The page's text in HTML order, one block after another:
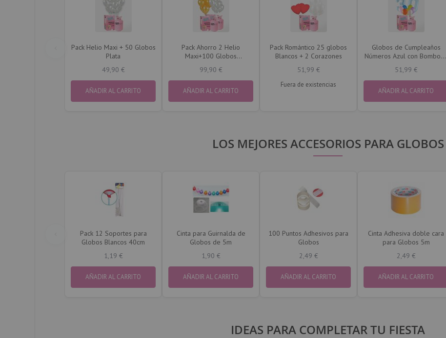
Pack Helio Maxi + 50 Globos
Plata
49,90 €
AÑADIR AL CARRITO
Pack Ahorro 2 Helio
Maxi+100 Globos
99,90 €
AÑADIR AL CARRITO
Pack Romántico 25 globos
Blancos + 2 Corazones
51,99 €
Fuera de existencias
Globos de Cumpleaños
Números Azul con Bombona
51,99 €
AÑADIR AL CARRITO
LOS MEJORES ACCESORIOS PARA GLOBOS
Pack 12 Soportes para
Globos Blancos 40cm
1,19 €
AÑADIR AL CARRITO
Cinta para Guirnalda de
Globos de 5m
1,90 €
AÑADIR AL CARRITO
100 Puntos Adhesivos para
Globos
2,49 €
AÑADIR AL CARRITO
Cinta Adhesiva doble cara
para Globos 5m
2,49 €
AÑADIR AL CARRITO
IDEAS PARA COMPLETAR TU FIESTA